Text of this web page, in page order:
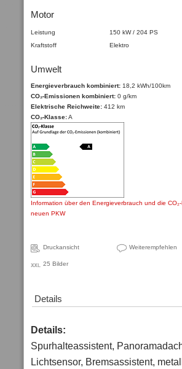
Motor
Leistung
150 kW / 204 PS
Kraftstoff
Elektro
Umwelt
Energieverbrauch kombiniert: 18,2 kWh/100km
CO₂-Emissionen kombiniert: 0 g/km
Elektrische Reichweite: 412 km
CO₂-Klasse:A
Information über den Energieverbrauch und die
neuen PKW
Druckansicht Weiterempfehlen
25 Bilder
Details
Details:
Spurhalteassistent,
Lichtsensor, Bremsassistent,